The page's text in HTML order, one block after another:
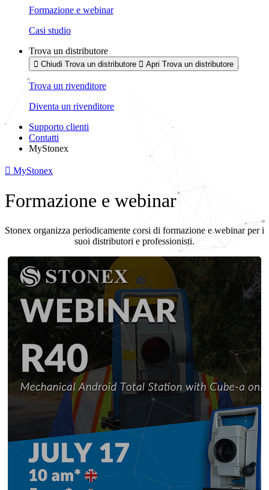
Formazione e webinar
Casi studio
Trova un distributore
Chiudi Trova un distributore Apri Trova un distributore
Trova un rivenditore
Diventa un rivenditore
Supporto clienti
Contatti
MyStonex
MyStonex
Formazione e webinar
Stonex organizza periodicamente corsi di formazione e webinar per i
suoi distributori e professionisti.